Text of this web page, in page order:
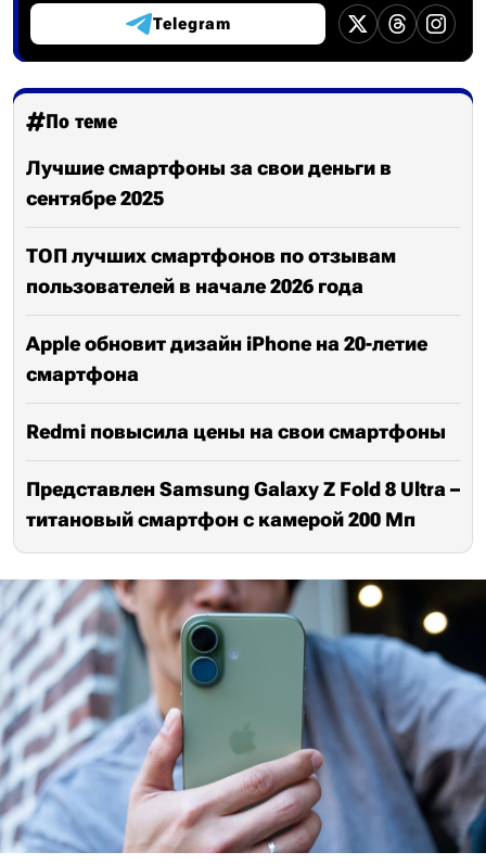
Telegram
По теме
Лучшие смартфоны за свои деньги в
сентябре 2025
ТОП лучших смартфонов по отзывам
пользователей в начале 2026 года
Apple обновит дизайн iPhone на 20-летие
смартфона
Redmi повысила цены на свои смартфоны
Представлен Samsung Galaxy Z Fold 8 Ultra –
титановый смартфон с камерой 200 Мп